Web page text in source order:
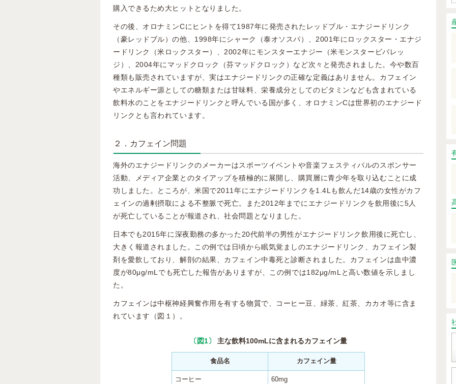
購入できるため大ヒットとなりました。
その後、オロナミンCにヒントを得て1987年に発売されたレッドブル・エナジードリンク
（豪レッドブル）の他、1998年にシャーク（泰オソスパ）、2001年にロックスター・エナジ
ードリンク（米ロックスター）、2002年にモンスターエナジー（米モンスタービバレッ
ジ）、2004年にマッドクロック（芬マッドクロック）など次々と発売されました。今や数百
種類も販売されていますが、実はエナジードリンクの正確な定義はありません。カフェイン
やエネルギー源としての糖類または甘味料、栄養成分としてのビタミンなども含まれている
飲料水のことをエナジードリンクと呼んでいる国が多く、オロナミンCは世界初のエナジード
リンクとも言われています。
２．カフェイン問題
海外のエナジードリンクのメーカーはスポーツイベントや音楽フェスティバルのスポンサー
活動、メディア企業とのタイアップを積極的に展開し、購買層に青少年を取り込むことに成
功しました。ところが、米国で2011年にエナジードリンクを1.4Lも飲んだ14歳の女性がカフ
ェインの過剰摂取による不整脈で死亡。また2012年までにエナジードリンクを飲用後に5人
が死亡していることが報道され、社会問題となりました。
日本でも2015年に深夜勤務の多かった20代前半の男性がエナジードリンク飲用後に死亡し、
大きく報道されました。この例では日頃から眠気覚ましのエナジードリンク、カフェイン製
剤を愛飲しており、解剖の結果、カフェイン中毒死と診断されました。カフェインは血中濃
度が80μg/mLでも死亡した報告がありますが、この例では182μg/mLと高い数値を示しまし
た。
カフェインは中枢神経興奮作用を有する物質で、コーヒー豆、緑茶、紅茶、カカオ等に含ま
れています（図１）。
〔図1〕 主な飲料100mLに含まれるカフェイン量
食品名 カフェイン量
コーヒー 60mg